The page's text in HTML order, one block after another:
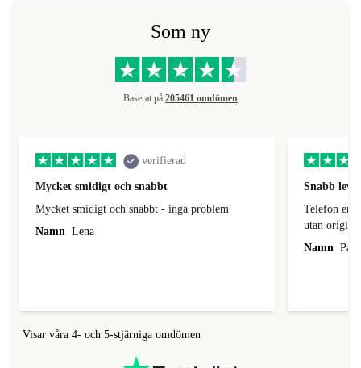
Som ny
Baserat på 205461 omdömen
verifierad
Mycket smidigt och snabbt
Mycket smidigt och snabbt - inga problem
Namn Lena
Snabb
Telefon
utan
Namn
Visar våra 4- och 5-stjärniga omdömen